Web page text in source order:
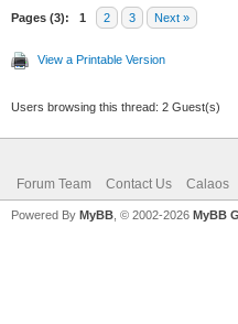
Pages (3): 1 2 3 Next »
View a Printable Version
Users browsing this thread: 2 Guest(s)
Forum Team Contact Us Calaos
Powered By MyBB , © 2002-2026 MyBB